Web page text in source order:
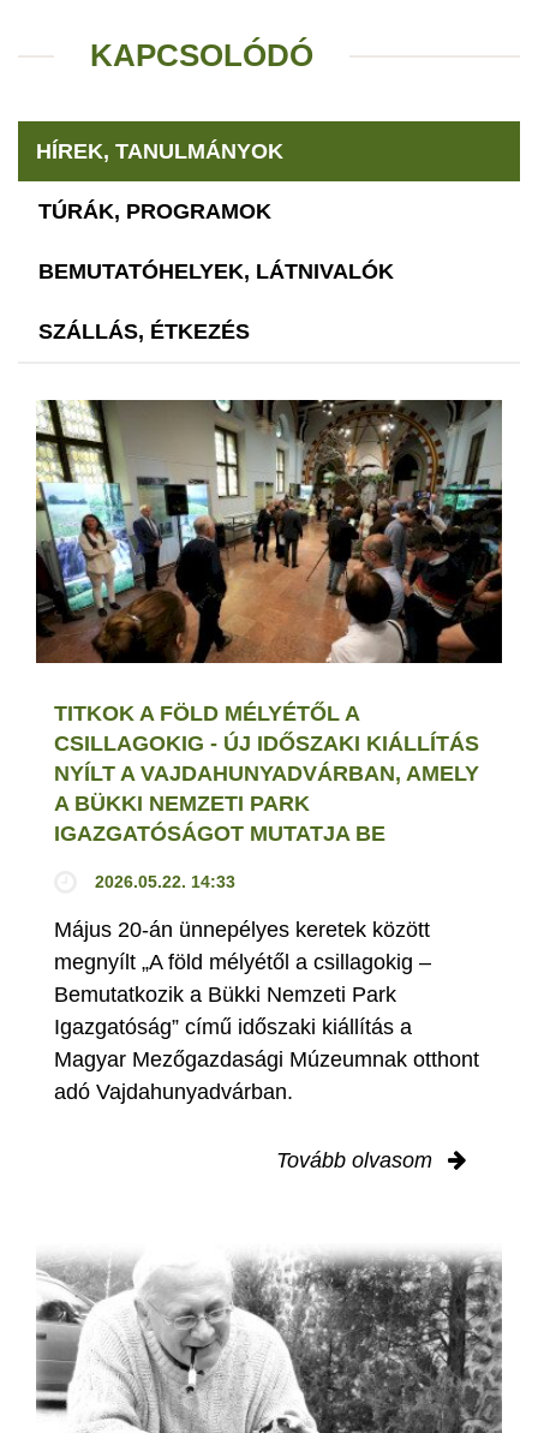
KAPCSOLÓDÓ
HÍREK, TANULMÁNYOK
TÚRÁK, PROGRAMOK
BEMUTATÓHELYEK, LÁTNIVALÓK
SZÁLLÁS, ÉTKEZÉS
TITKOK A FÖLD MÉLYÉTŐL A
CSILLAGOKIG - ÚJ IDŐSZAKI KIÁLLÍTÁS
NYÍLT A VAJDAHUNYADVÁRBAN, AMELY
A BÜKKI NEMZETI PARK
IGAZGATÓSÁGOT MUTATJA BE
2026.05.22. 14:33
Május 20-án ünnepélyes keretek között
megnyílt „A föld mélyétől a csillagokig –
Bemutatkozik a Bükki Nemzeti Park
Igazgatóság” című időszaki kiállítás a
Magyar Mezőgazdasági Múzeumnak otthont
adó Vajdahunyadvárban.
Tovább olvasom